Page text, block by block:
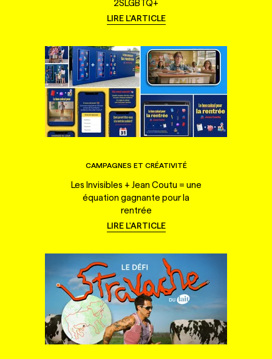
2SLGBTQ+
LIRE L'ARTICLE
CAMPAGNES ET CRÉATIVITÉ
Les Invisibles + Jean Coutu = une
équation gagnante pour la
rentrée
LIRE L'ARTICLE